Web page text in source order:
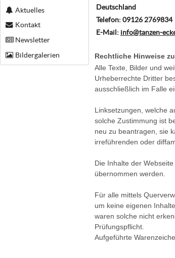
Aktuelles
Kontakt
Newsletter
Bildergalerien
Deutschland
Telefon: 09126 2769834
E-Mail: info@tanzen-
Rechtliche Hinweise
Alle Texte, Bilder und
Urheberrechte Dritter
ausschließlich im Falle
Linksetzungen, welche
solche Zustimmung ist
neu zu beantragen, sie
irreführenden oder
Die Inhalte der
übernommen werden.
Für alle mittels
um keine eigenen
waren solche nicht
Prüfungspflicht.
Aufgeführte